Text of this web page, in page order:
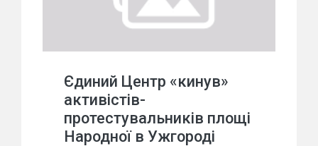
Єдиний Центр «кинув»
активістів-
протестувальників площі
Народної в Ужгороді